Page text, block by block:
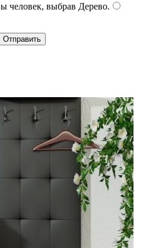
человек, выбрав Дерево.